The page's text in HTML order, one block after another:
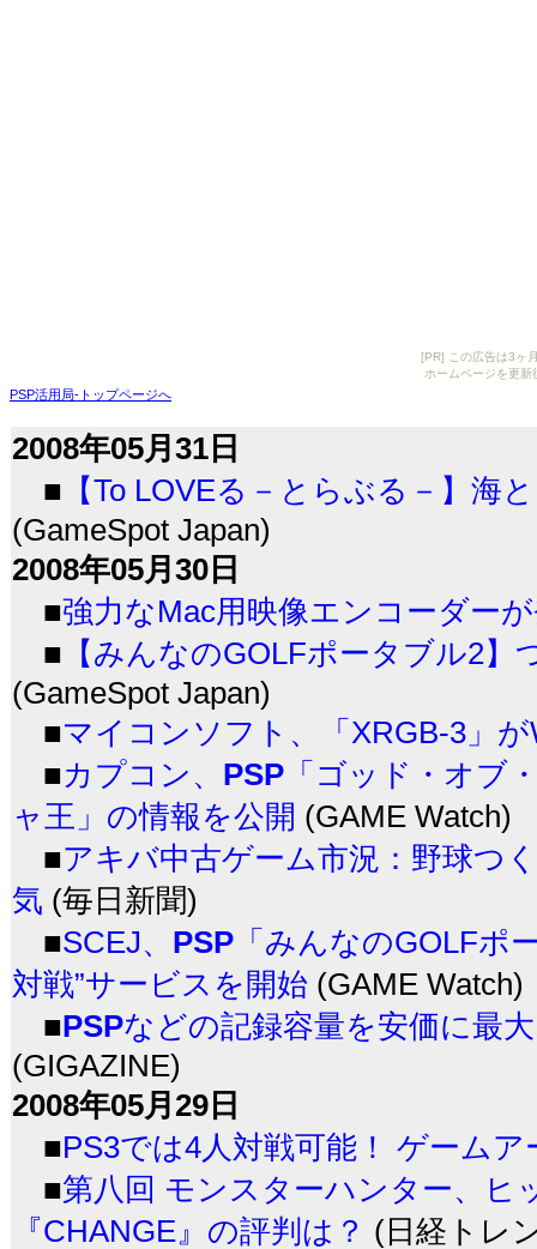
[PR] この広告は3ヶ
ホームページを更
PSP活用局-トップページへ
2008年05月31日
■ 【To LOVEる－とらぶる－】海
(GameSpot Japan)
2008年05月30日
■強力なMac用映像エンコーダー
■ 【みんなのGOLFポータブル2
(GameSpot Japan)
■マイコンソフト、「XRGB-3」
■カプコン、 PSP 「ゴッド・オブ
ャ王」の情報を公開 (GAME Watch)
■アキバ中古ゲーム市況：野球つ
気 (毎日新聞)
■SCEJ、 PSP 「みんなのGOLFポ
対戦”サービスを開始 (GAME Watch)
■PSPなどの記録容量を安価に最
(GIGAZINE)
2008年05月29日
■PS3では4人対戦可能！ ゲーム
■第八回 モンスターハンター、ヒ
『CHANGE』の評判は？ (日経トレ